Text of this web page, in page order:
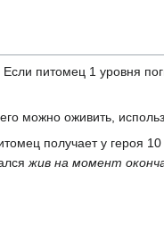
питомец 1 уровня
можно оживить,
получает у героя
жив на момент